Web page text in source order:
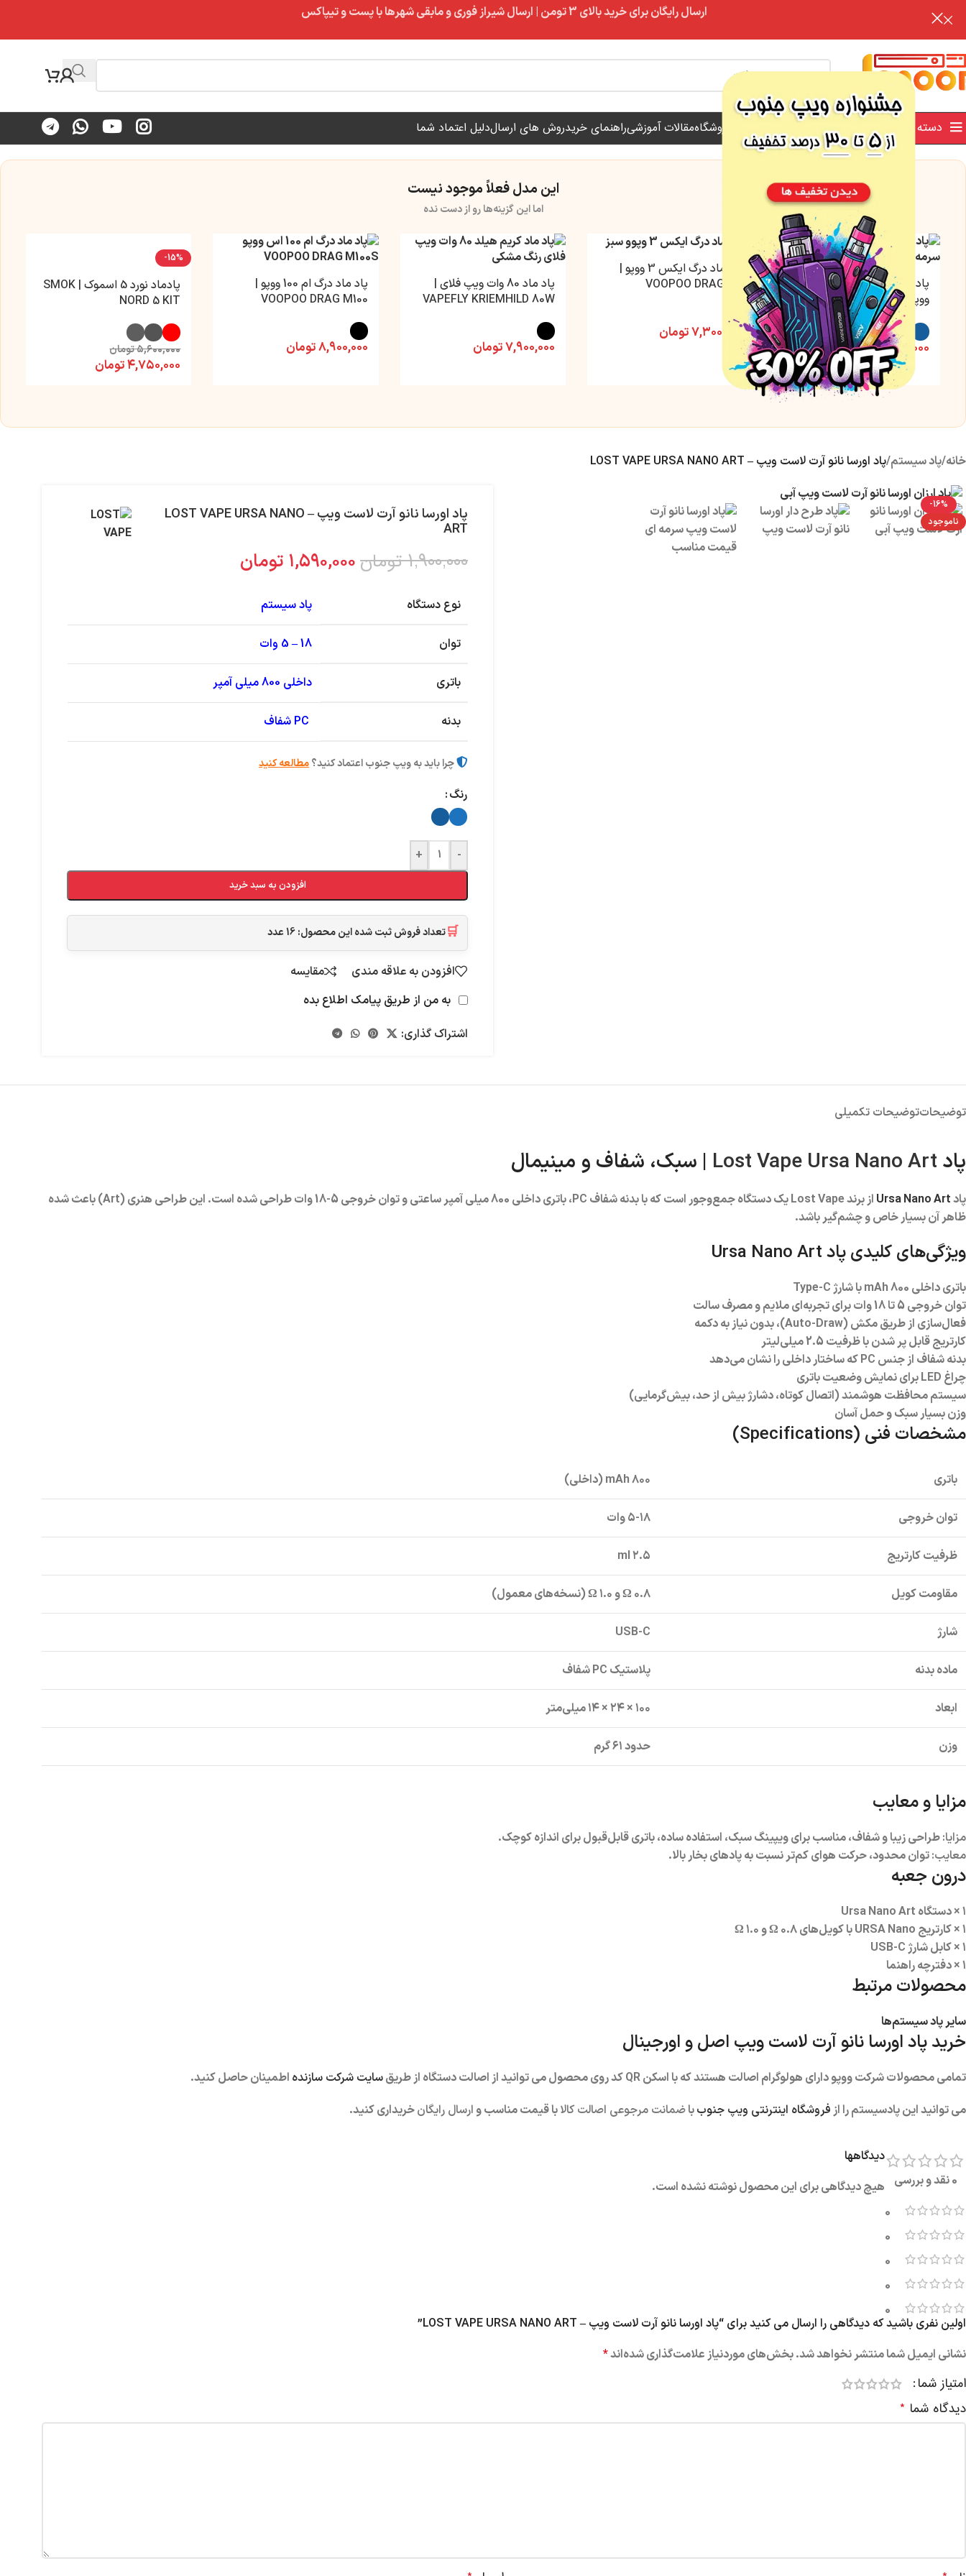
ارسال رایگان برای خرید بالای 3 تومن | ارسال شیراز فوری و مابقی شهرها با پست و تیپاکس
دسته بندی محصولات فروش ویژه
تخفیف
فروشگاهمقالات آموزشیراهنمای خریدروش های ارسالدلیل اعتماد شما
این مدل فعلاً موجود نیست
اما این گزینه‌ها رو از دست نده
پاد ماد وینچی اسپارک 220
ووپو | VOOPOO VINCI
SPARK 220
۹,۵۰۰,۰۰۰تومان
پاد ماد درگ ایکس 3 ووپو |
VOOPOO DRAG X3
۷,۳۰۰,۰۰۰تومان
پاد ماد 80 وات ویپ فلای |
VAPEFLY KRIEMHILD 80W
۷,۹۰۰,۰۰۰تومان
پاد ماد درگ ام 100 ووپو |
VOOPOO DRAG M100
۸,۹۰۰,۰۰۰تومان
-15%
پادماد نورد 5 اسموک | SMOK
NORD 5 KIT
۵,۶۰۰,۰۰۰تومان
۴,۷۵۰,۰۰۰تومان
خانه/پاد سیستم/پاد اورسا نانو آرت لاست ویپ – LOST VAPE URSA NANO ART
-16%
ناموجود
پاد اورسا نانو آرت لاست ویپ – LOST VAPE URSA NANO
ART
۱,۹۰۰,۰۰۰تومان۱,۵۹۰,۰۰۰ تومان
نوع دستگاه پاد سیستم
توان 18 – 5 وات
باتری داخلی 800 میلی آمپر
بدنه
چرا باید به ویپ جنوب اعتماد کنید؟مطالعه کنید
رنگ
-
+
افزودن به سبد خرید
🛒تعداد فروش ثبت شده این محصول:16عدد
افزودن به علاقه مندی
مقایسه
به من از طریق پیامک اطلاع بده
اشتراک گذاری:
توضیحاتتوضیحات تکمیلی
پاد Lost Vape Ursa Nano Art | سبک، شفاف و مینیمال
پادUrsa Nano Art
از برند Lost Vape یک دستگاه جمع‌وجور است که با بدنه شفاف PC، باتری داخلی 800 میلی‌ آمپر ساعتی و توان خروجی 5-18 وات طراحی شده است. این طراحی هنری (Art) باعث شده
ظاهر آن بسیار خاص و چشم‌گیر باشد.
ویژگی‌های کلیدی پاد Ursa Nano Art
باتری داخلی 800 mAh با شارژ Type-C
توان خروجی 5 تا 18 وات برای تجربه‌ای ملایم و مصرف سالت
فعال‌سازی از طریق مکش (Auto-Draw)، بدون نیاز به دکمه
کارتریج قابل پر شدن با ظرفیت 2.5 میلی‌لیتر
بدنه شفاف از جنس PC که ساختار داخلی را نشان می‌دهد
چراغ LED برای نمایش وضعیت باتری
سیستم محافظت هوشمند (اتصال کوتاه، دشارژ بیش از حد، بیش‌گرمایی)
وزن بسیار سبک و حمل آسان
مشخصات فنی (Specifications)
باتری ۸۰۰ mAh (داخلی)
توان خروجی ۵-۱۸ وات
ظرفیت کارتریج ۲.۵ ml
مقاومت کویل ۰.۸ Ω و ۱.۰ Ω (نسخه‌های معمول)
شارژ USB-C
ماده بدنه پلاستیک PC شفاف
ابعاد ۱۰۰ × ۲۴ × ۱۴ میلی‌متر
وزن حدود ۶۱ گرم
مزایا و معایب
مزایا:طراحی زیبا و شفاف، مناسب برای ویپینگ سبک، استفاده ساده، باتری قابل‌قبول برای اندازه کوچک.
معایب:توان محدود، حرکت هوای کم‌تر نسبت به پادهای بخار بالا.
درون جعبه
۱ × دستگاه Ursa Nano Art
۱ × کارتریج URSA Nano با کویل‌های ۰.۸ Ω و ۱.۰ Ω
۱ × کابل شارژ USB-C
۱ × دفترچه راهنما
محصولات مرتبط
سایر پاد سیستم‌ها
خرید پاد اورسا نانو آرت لاست ویپ اصل و اورجینال
تمامی محصولات شرکت ووپو دارای هولوگرام اصالت هستند که با اسکن QR کد روی محصول می توانید از اصالت دستگاه از طریق سایت شرکت سازنده اطمینان حاصل کنید.
می توانید این پادسیستم را ازفروشگاه اینترنتی ویپ جنوبباضمانت مرجوعی اصالت کالابا قیمت مناسب و ارسال رایگانخریداری کنید.
0 نقد و بررسی
0
0
0
0
0
دیدگاهها
هیچ دیدگاهی برای این محصول نوشته نشده است.
اولین نفری باشید که دیدگاهی را ارسال می کنید برای “پاد اورسا نانو آرت لاست ویپ – LOST VAPE URSA NANO ART”
نشانی ایمیل شما منتشر نخواهد شد.بخش‌های موردنیاز علامت‌گذاری شده‌اند*
امتیاز شما
دیدگاه شما *